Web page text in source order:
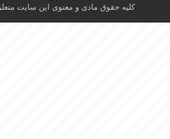
کلیه حقوق مادی و معنوی این سایت